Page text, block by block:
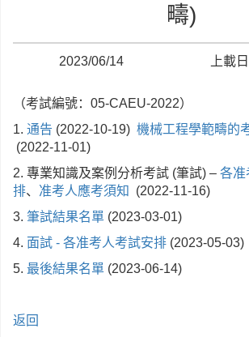
疇)
2023/06/14 上載
（考試編號：05-CAEU-2022）
1. 通告 (2022-10-19) 機械工程學範疇的
(2022-11-01)
2. 專業知識及案例分析考試 (筆試) – 各准
排、 准考人應考須知
(2022-11-16)
3. 筆試結果名單 (2023-03-01)
4. 面試 - 各准考人考試安排 (2023-05-03)
5. 最後結果名單 (2023-06-14)
返回